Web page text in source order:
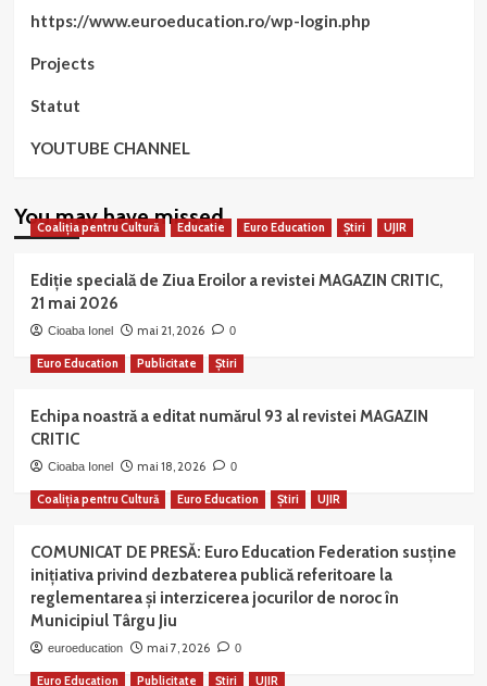
https://www.euroeducation.ro/wp-login.php
Projects
Statut
YOUTUBE CHANNEL
You may have missed
Coaliția pentru Cultură Educatie Euro Education Știri UJIR
Ediție specială de Ziua Eroilor a revistei MAGAZIN CRITIC,
21 mai 2026
Cioaba Ionel mai 21, 2026 0
Euro Education Publicitate Știri
Echipa noastră a editat numărul 93 al revistei MAGAZIN
CRITIC
Cioaba Ionel mai 18, 2026 0
Coaliția pentru Cultură Euro Education Știri UJIR
COMUNICAT DE PRESĂ: Euro Education Federation susține
inițiativa privind dezbaterea publică referitoare la
reglementarea și interzicerea jocurilor de noroc în
Municipiul Târgu Jiu
euroeducation mai 7, 2026 0
Euro Education Publicitate Știri UJIR